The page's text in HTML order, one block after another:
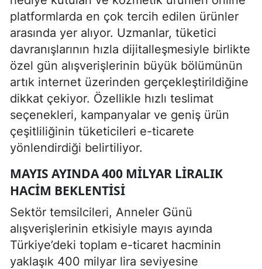
platformlarda en çok tercih edilen ürünler
arasında yer alıyor. Uzmanlar, tüketici
davranışlarının hızla dijitalleşmesiyle birlikte
özel gün alışverişlerinin büyük bölümünün
artık internet üzerinden gerçekleştirildiğine
dikkat çekiyor. Özellikle hızlı teslimat
seçenekleri, kampanyalar ve geniş ürün
çeşitliliğinin tüketicileri e-ticarete
yönlendirdiği belirtiliyor.
MAYIS AYINDA 400 MILYAR LIRALIK
HACIM BEKLENTISI
Sektör temsilcileri, Anneler Günü
alışverişlerinin etkisiyle mayıs ayında
Türkiye’deki toplam e-ticaret hacminin
yaklaşık 400 milyar lira seviyesine